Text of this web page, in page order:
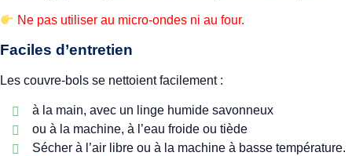
Ne pas utiliser au micro-ondes ni au four.
Faciles d’entretien
Les couvre-bols se nettoient facilement :
à la main, avec un linge humide savonneux
ou à la machine, à l’eau froide ou tiède
Sécher à l’air libre ou à la machine à basse température.